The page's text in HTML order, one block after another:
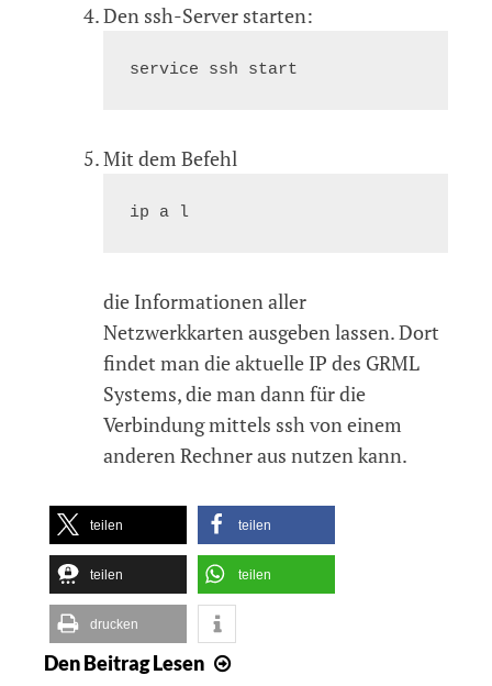
Den ssh-Server starten:
Mit dem Befehl
die Informationen aller
Netzwerkkarten ausgeben lassen. Dort
findet man die aktuelle IP des GRML
Systems, die man dann für die
Verbindung mittels ssh von einem
anderen Rechner aus nutzen kann.
teilen teilen
teilen teilen
drucken
Den BeitragLesen